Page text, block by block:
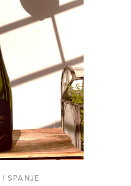
| SPANJE